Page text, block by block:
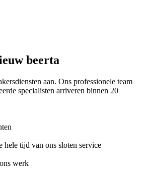
beerta
aan. Ons professionele team
specialisten arriveren binnen 20
hele tijd van ons sloten service
werk